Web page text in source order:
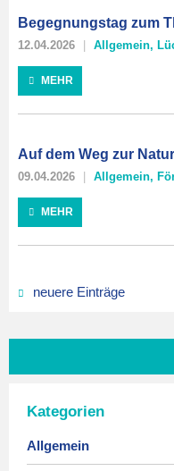
Begegnungstag zum
12.04.2026 Allgemein,
MEHR
Auf dem Weg zur
09.04.2026 Allgemein,
MEHR
neuere Einträge
Kategorien
Allgemein